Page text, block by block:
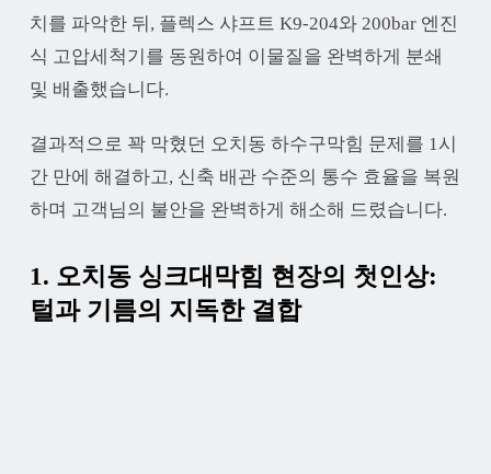
치를 파악한 뒤, 플렉스 샤프트 K9-204와 200bar 엔진
식 고압세척기를 동원하여 이물질을 완벽하게 분쇄
및 배출했습니다.
결과적으로 꽉 막혔던 오치동 하수구막힘 문제를 1시
간 만에 해결하고, 신축 배관 수준의 통수 효율을 복원
하며 고객님의 불안을 완벽하게 해소해 드렸습니다.
1. 오치동 싱크대막힘 현장의 첫인상:
털과 기름의 지독한 결합